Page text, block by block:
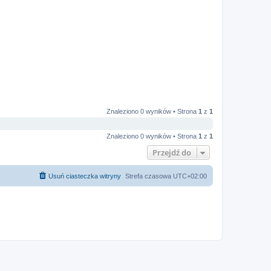
Znaleziono 0 wyników • Strona 1 z 1
Znaleziono 0 wyników • Strona 1 z 1
Przejdź do
Strefa czasowa UTC+02:00
Usuń ciasteczka witryny